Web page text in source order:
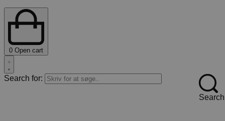
0 Open cart
Search for:
Search